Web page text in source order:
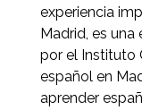
experiencia
Madrid, es
por el Instituto
español en
aprender